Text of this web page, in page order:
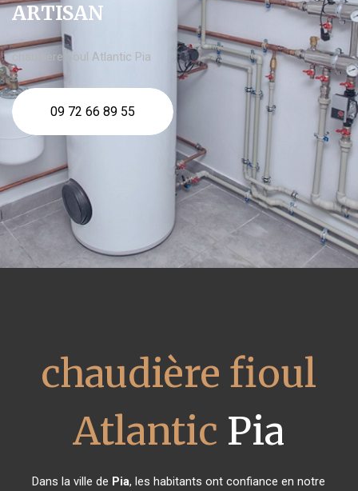
ARTISAN
chaudière fioul Atlantic Pia
09 72 66 89 55
chaudière fioul
Atlantic Pia
Dans la ville de Pia, les habitants ont confiance en notre